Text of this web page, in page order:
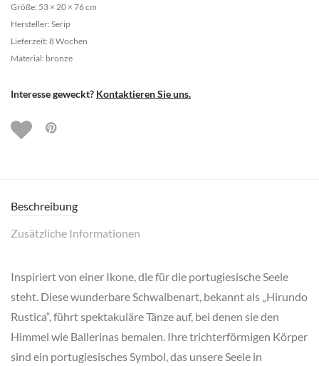
Größe: 53 × 20 × 76 cm
Hersteller: Serip
Lieferzeit: 8 Wochen
Material: bronze
Interesse geweckt? Kontaktieren Sie uns.
Beschreibung
Zusätzliche Informationen
Inspiriert von einer Ikone, die für die portugiesische Seele
steht. Diese wunderbare Schwalbenart, bekannt als „Hirundo
Rustica“, führt spektakuläre Tänze auf, bei denen sie den
Himmel wie Ballerinas bemalen. Ihre trichterförmigen Körper
sind ein portugiesisches Symbol, das unsere Seele in